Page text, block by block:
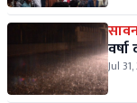
वर्षा
Jul